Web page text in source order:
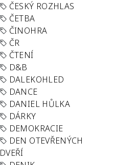
ČESKÝ ROZHLAS
ČETBA
ČINOHRA
ČR
ČTENÍ
D&B
DALEKOHLED
DANCE
DANIEL HŮLKA
DÁRKY
DEMOKRACIE
DEN OTEVŘENÝCH
DVEŘÍ